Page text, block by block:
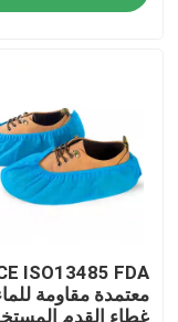
معطف واقي يمكن
ثوب جراحي يمكن
ISO13485 FDA
معتمدة مقاومة
غطاء القدم